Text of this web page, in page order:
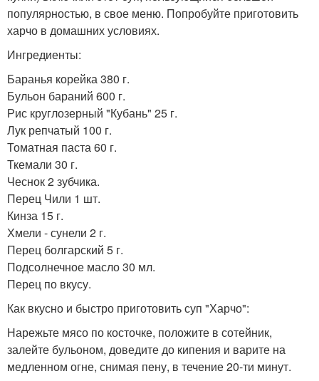
популярностью, в свое меню. Попробуйте приготовить
харчо в домашних условиях.
Ингредиенты:
Баранья корейка 380 г.
Бульон бараний 600 г.
Рис круглозерный "Кубань" 25 г.
Лук репчатый 100 г.
Томатная паста 60 г.
Ткемали 30 г.
Чеснок 2 зубчика.
Перец Чили 1 шт.
Кинза 15 г.
Хмели - сунели 2 г.
Перец болгарский 5 г.
Подсолнечное масло 30 мл.
Перец по вкусу.
Как вкусно и быстро приготовить суп "Харчо":
Нарежьте мясо по косточке, положите в сотейник,
залейте бульоном, доведите до кипения и варите на
медленном огне, снимая пену, в течение 20-ти минут.